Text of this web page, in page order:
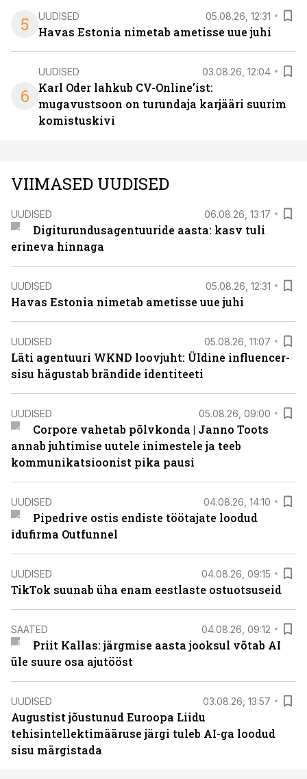
5 UUDISED 05.08.26, 12:31
Havas Estonia nimetab ametisse uue juhi
6
UUDISED 03.08.26, 12:04
Karl Oder lahkub CV-Online’ist:
mugavustsoon on turundaja karjääri suurim
komistuskivi
VIIMASED UUDISED
UUDISED 06.08.26, 13:17
Digiturundusagentuuride aasta: kasv tuli
erineva hinnaga
UUDISED 05.08.26, 12:31
Havas Estonia nimetab ametisse uue juhi
UUDISED 05.08.26, 11:07
Läti agentuuri WKND loovjuht: Üldine influencer-
sisu hägustab brändide identiteeti
UUDISED 05.08.26, 09:00
Corpore vahetab põlvkonda | Janno Toots
annab juhtimise uutele inimestele ja teeb
kommunikatsioonist pika pausi
UUDISED 04.08.26, 14:10
Pipedrive ostis endiste töötajate loodud
idufirma Outfunnel
UUDISED 04.08.26, 09:15
TikTok suunab üha enam eestlaste ostuotsuseid
SAATED 04.08.26, 09:12
Priit Kallas: järgmise aasta jooksul võtab AI
üle suure osa ajutööst
UUDISED 03.08.26, 13:57
Augustist jõustunud Euroopa Liidu
tehisintellektimääruse järgi tuleb AI-ga loodud
sisu märgistada